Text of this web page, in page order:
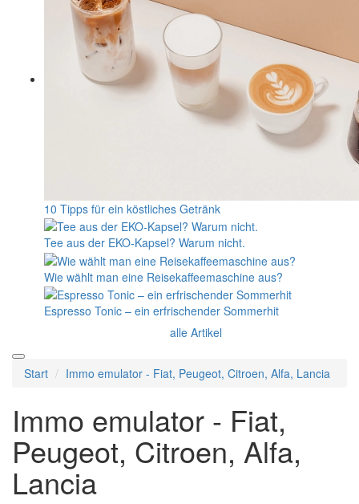
10 Tipps für ein köstliches Getränk
Tee aus der EKO-Kapsel? Warum nicht.
Wie wählt man eine Reisekaffeemaschine aus?
Espresso Tonic – ein erfrischender Sommerhit
alle Artikel
Start Immo emulator - Fiat, Peugeot, Citroen, Alfa, Lancia
Immo emulator - Fiat,
Peugeot, Citroen, Alfa,
Lancia